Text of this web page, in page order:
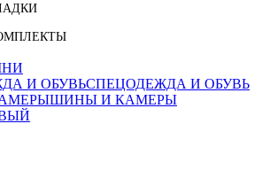
СПЕЦОДЕЖДА И ОБУВЬ
ШИНЫ И КАМЕРЫ